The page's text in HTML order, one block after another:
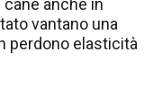
anche in
vantano una
perdono elasticità